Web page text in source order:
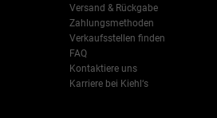
Versand & Rückgabe
Zahlungsmethoden
Verkaufsstellen finden
FAQ
Kontaktiere uns
Karriere bei Kiehl‘s